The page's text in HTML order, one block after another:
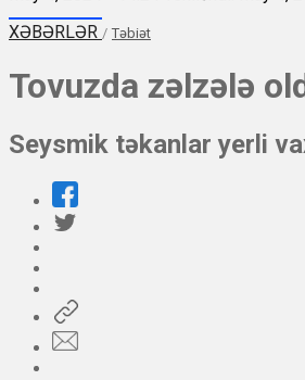
XƏBƏRLƏR / Təbiət
Tovuzda zəlzələ
Seysmik təkanlar yerli